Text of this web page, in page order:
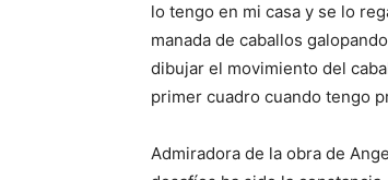
lo tengo en mi casa y se lo
manada de caballos
dibujar el movimiento del
primer cuadro cuando tengo
Admiradora de la obra de